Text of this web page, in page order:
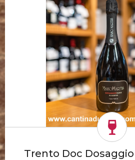
Trento Doc Dosaggio